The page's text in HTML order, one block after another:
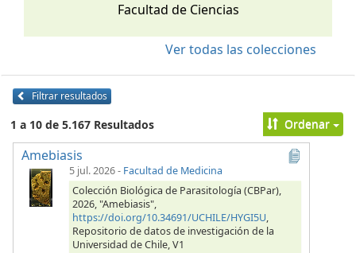
Facultad de Ciencias
Ver todas las colecciones
Filtrar resultados
1 a 10 de 5.167 Resultados Ordenar
Amebiasis
5 jul. 2026- Facultad de Medicina
Colección Biológica de Parasitología (CBPar),
2026, "Amebiasis",
https://doi.org/10.34691/UCHILE/HYGI5U,
Repositorio de datos de investigación de la
Universidad de Chile, V1